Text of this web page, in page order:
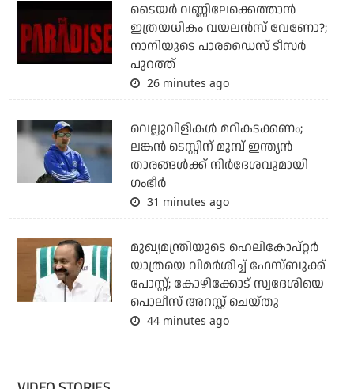
ടൈയര്‍ വണ്ണിലേക്കെത്താന്‍
ഇത്രയധികം വയലന്‍സ് വേണോ?;
നാനിയുടെ പാരഡൈസ് ടീസര്‍
പുറത്ത്
26 minutes ago
വെല്ലുവിളികള്‍ മറികടക്കണം;
ലങ്കന്‍ ടെസ്റ്റിന് മുമ്പ് ഇന്ത്യന്‍
താരങ്ങള്‍ക്ക് നിര്‍ദേശവുമായി
ഗംഭീര്‍
31 minutes ago
മുഖ്യമന്ത്രിയുടെ ഹെലികോപ്റ്റര്‍
യാത്രയെ വിമര്‍ശിച്ച് ഫേസ്ബുക്ക്
പോസ്റ്റ്; കോഴിക്കോട് സ്വദേശിയെ
പൊലീസ് അറസ്റ്റ് ചെയ്തു
44 minutes ago